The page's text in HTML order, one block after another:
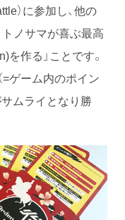
）に参加し、他の
ノサマが喜ぶ最高
作る」ことです。
=ゲーム内のポイン
ムライとなり勝